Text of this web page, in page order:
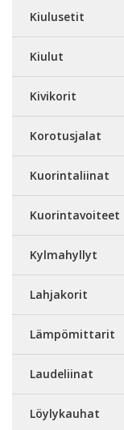
Kiulusetit
Kiulut
Kivikorit
Korotusjalat
Kuorintaliinat
Kuorintavoiteet
Kylmahyllyt
Lahjakorit
Lämpömittarit
Laudeliinat
Löylykauhat